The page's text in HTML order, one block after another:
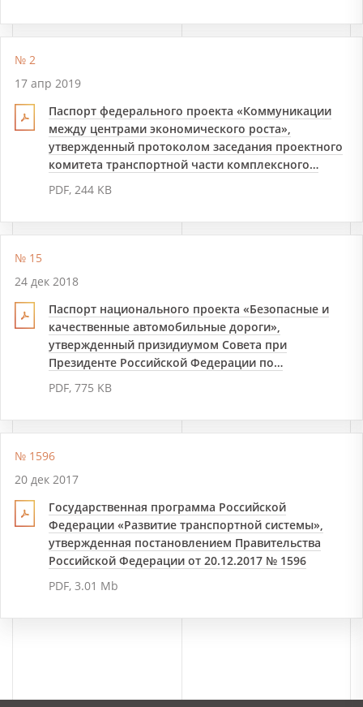
№ 2
17 апр 2019
Паспорт федерального проекта «Коммуникации
между центрами экономического роста»,
утвержденный протоколом заседания проектного
комитета транспортной части комплексного…
PDF, 244 KB
№ 15
24 дек 2018
Паспорт национального проекта «Безопасные и
качественные автомобильные дороги»,
утвержденный призидиумом Совета при
Президенте Российской Федерации по…
PDF, 775 KB
№ 1596
20 дек 2017
Государственная программа Российской
Федерации «Развитие транспортной системы»,
утвержденная постановлением Правительства
Российской Федерации от 20.12.2017 № 1596
PDF, 3.01 Mb